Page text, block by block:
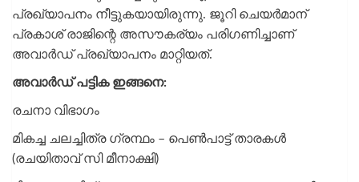
പ്രഖ്യാപനം നീട്ടുകയായിരുന്നു. ജൂറി ചെയർമാന്
പ്രകാശ് രാജിന്റെ അസൗകര്യം പരിഗണിച്ചാണ്
അവാർഡ് പ്രഖ്യാപനം മാറ്റിയത്.
അവാർഡ് പട്ടിക ഇങ്ങനെ:
രചനാ വിഭാ​ഗം
മികച്ച ചലച്ചിത്ര ​ഗ്രന്ഥം – പെൺപാട്ട് താരകൾ
(രചയിതാവ് സി മീനാക്ഷി)